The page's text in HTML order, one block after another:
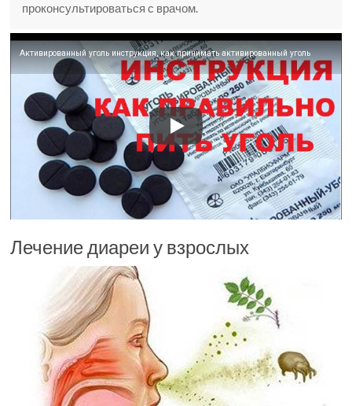
проконсультироваться с врачом.
Активированный уголь инструкция, как принимать активированный уголь
Лечение диареи у взрослых